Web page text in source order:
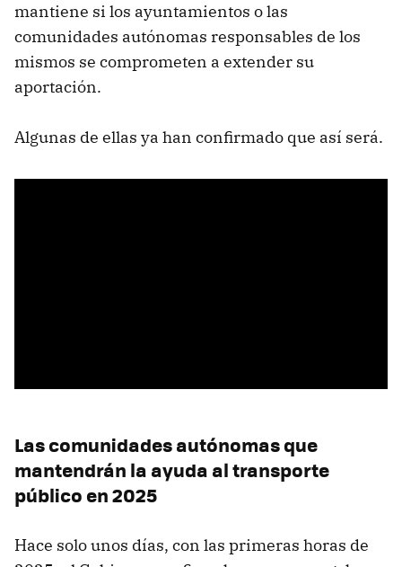
mantiene si los ayuntamientos o las
comunidades autónomas responsables de los
mismos se comprometen a extender su
aportación.
Algunas de ellas ya han confirmado que así será.
Las comunidades autónomas que
mantendrán la ayuda al transporte
público en 2025
Hace solo unos días, con las primeras horas de